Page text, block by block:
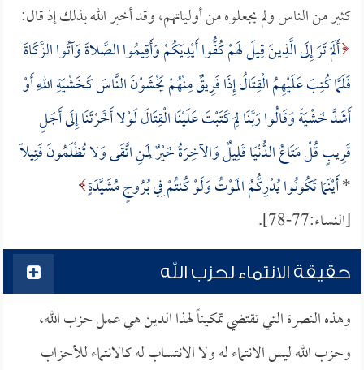
كثير من الناس ولم يجعلوه من أولياتهم، وقد أخبر الله بذلك إذ قال:
أَلَمْ تَرَ إِلَى الَّذِينَ قِيلَ لَهمْ كُفُّوا أَيْدِيَكُمْ وَأَقِيمُوا الصَّلاةَ وَآتُوا الزَّكَاةَ
فَلَمَّا كُتِبَ عَلَيْهِمُ الْقِتَالُ إِذَا فَرِيقٌ مِنْهُمْ يَخْشَوْنَ النَّاسَ كَخَشْيَةِ اللهِ أَوْ
أَشَدَّ خَشْيَةً وَقَالُوا رَبَّنَا لِمَ كَتَبْتَ عَلَيْنَا الْقِتَالَ لَوْلا أَخَّرْتَنَا إِلَى أَجَلٍ
قَرِيبٍ قُلْ مَتَاعُ الدُّنْيَا قَلِيلٌ وَالآخِرَةُ خَيْرٌ لِمَنِ اتَّقَى وَلا تُظْلَمُونَ فَتِيلًا
*أَيْنَمَا تَكُونُوا يُدْرِكُّمُ المَوْتُ وَلَوْ كُنتُمْ فِي بُرُوجٍ مُشَيَّدَةٍ
[النساء:77-78].
حقيقة الانتماء لحزب الله
وهذه النصرة التي تقتضي تمكيناً لهذا الدين هي عمل حزب الله،
وحزب الله ليس الانتماء له ولا الانتساب له كالانتماء للأحزاب